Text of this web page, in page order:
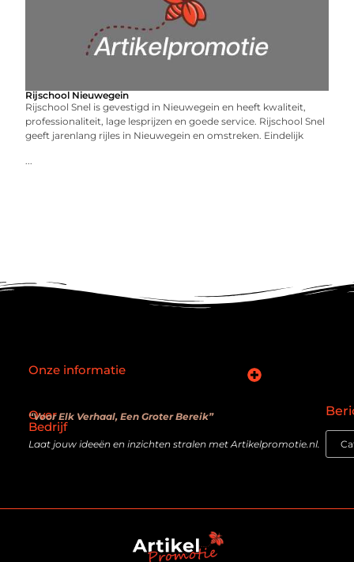
Rijschool Nieuwegein
Rijschool Snel is gevestigd in Nieuwegein en heeft kwaliteit,
professionaliteit, lage lesprijzen en goede service. Rijschool Snel
geeft jarenlang rijles in Nieuwegein en omstreken. Eindelijk
...
Over
Bedrijf
“Voor Elk Verhaal, Een Groter Bereik”
Laat jouw ideeën en inzichten stralen met Artikelpromotie.nl.
Onze informatie